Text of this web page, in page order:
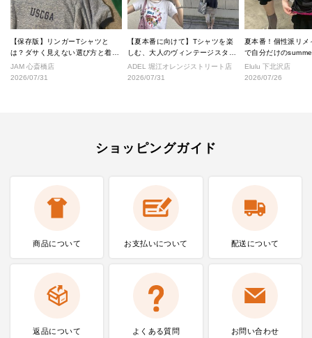
【保存版】リンガーTシャツと
は？ダサく見えない選び方と着こ
なし完全ガイド
JAM 心斎橋店
2026/07/31
【夏本番に向けて】Tシャツを楽
しむ、大人のヴィンテージスタイ
ル
ADEL 堀江オレンジストリート店
2026/07/31
夏本番！個性派リメ
で自分だけの
へ！
Elulu 下北沢店
2026/07/26
ショッピングガイド
商品について お支払いについて 配送について
返品について よくある質問 お問い合わせ